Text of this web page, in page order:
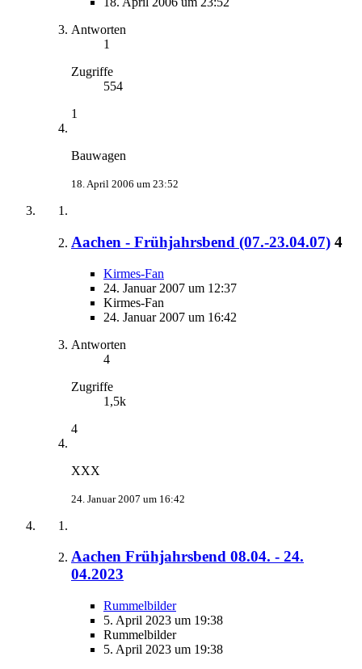
Antworten
1
Zugriffe
554
1
Bauwagen
18. April 2006 um 23:52
Aachen - Frühjahrsbend (07.-23.04.07) 4
Kirmes-Fan
24. Januar 2007 um 12:37
Kirmes-Fan
24. Januar 2007 um 16:42
Antworten
4
Zugriffe
1,5k
4
XXX
24. Januar 2007 um 16:42
Aachen Frühjahrsbend 08.04. - 24.
04.2023
Rummelbilder
5. April 2023 um 19:38
Rummelbilder
5. April 2023 um 19:38